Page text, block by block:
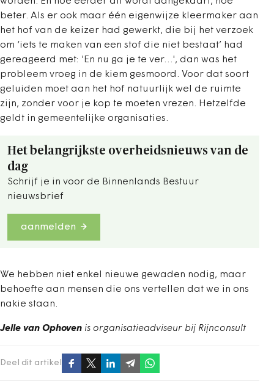
beter. Als er ook maar één eigenwijze kleermaker aan
het hof van de keizer had gewerkt, die bij het verzoek
om ‘iets te maken van een stof die niet bestaat’ had
gereageerd met: 'En nu ga je te ver…', dan was het
probleem vroeg in de kiem gesmoord. Voor dat soort
geluiden moet aan het hof natuurlijk wel de ruimte
zijn, zonder voor je kop te moeten vrezen. Hetzelfde
geldt in gemeentelijke organisaties.
Het belangrijkste overheidsnieuws van de
dag
Schrijf je in voor de Binnenlands Bestuur
nieuwsbrief
aanmelden
We hebben niet enkel nieuwe gewaden nodig, maar
behoefte aan mensen die ons vertellen dat we in ons
nakie staan.
Jelle van Ophoven is organisatieadviseur bij Rijnconsult
Deel dit artikel